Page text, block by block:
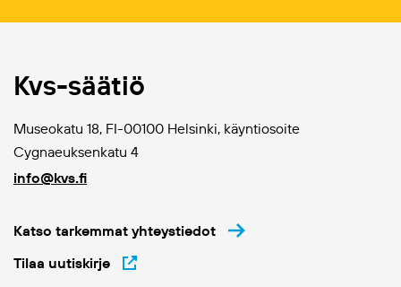
Kvs-säätiö
Museokatu 18, FI-00100 Helsinki, käyntiosoite
Cygnaeuksenkatu 4
info@kvs.fi
Katso tarkemmat yhteystiedot
Tilaa uutiskirje